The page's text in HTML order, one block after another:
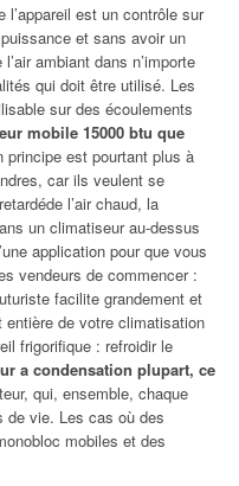
l’appareil est un contrôle sur
et sans avoir un
ambiant dans n’importe
qui doit être utilisé. Les
sur des écoulements
mobile 15000 btu que
est pourtant plus à
car ils veulent se
l’air chaud, la
un climatiseur au-dessus
application pour que vous
vendeurs de commencer :
facilite grandement et
de votre climatisation
frigorifique : refroidir le
a condensation plupart, ce
qui, ensemble, chaque
de vie. Les cas où des
mobiles et des